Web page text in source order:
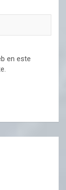
en este